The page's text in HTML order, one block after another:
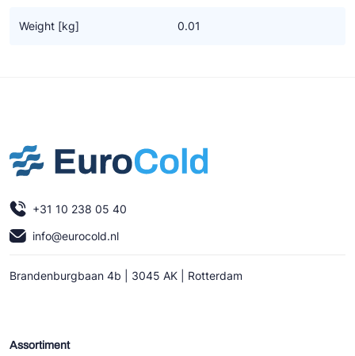
Weight [kg] 0.01
+31 10 238 05 40
info@eurocold.nl
Brandenburgbaan 4b | 3045 AK | Rotterdam
Assortiment